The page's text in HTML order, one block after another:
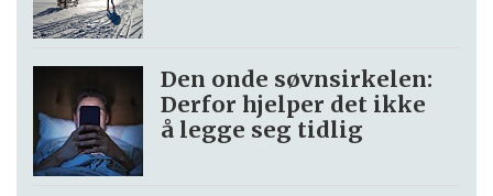
Den onde søvnsirkelen:
Derfor hjelper det ikke
å legge seg tidlig